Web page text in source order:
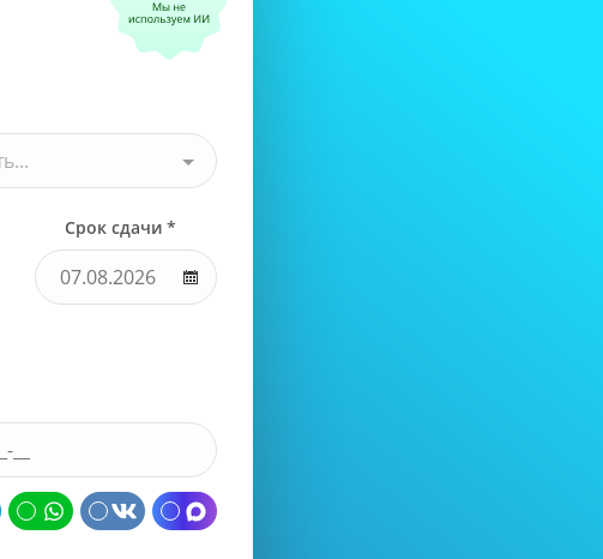
Срок сдачи *